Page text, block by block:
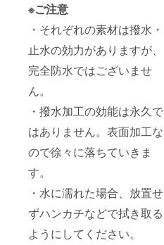
※ご注意
・それぞれの素材は撥水・
止水の効力がありますが、
完全防水ではございませ
ん。
・撥水加工の効能は永久で
はありません。表面加工な
ので徐々に落ちていきま
す。
・水に濡れた場合、放置せ
ずハンカチなどで拭き取る
ようにしてください。